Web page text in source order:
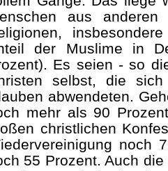
aus
der Muslime in
Es seien - so
selbst, die
abwendeten.
mehr als 90
christlichen
noch
55 Prozent. Auch